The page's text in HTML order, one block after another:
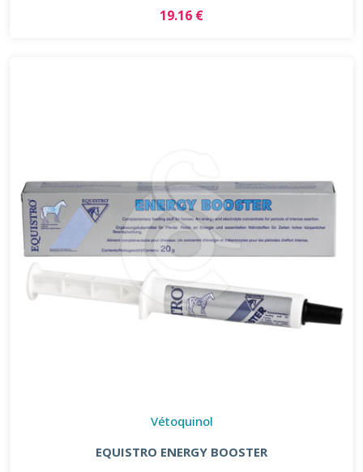
19.16 €
Vétoquinol
EQUISTRO ENERGY BOOSTER